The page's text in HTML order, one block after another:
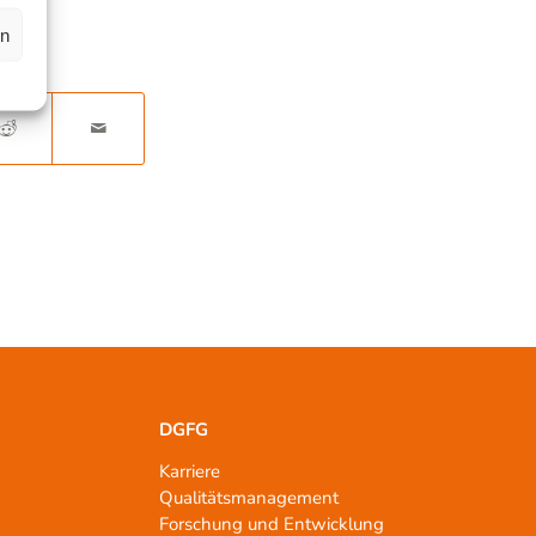
DGFG
Karriere
Qualitätsmanagement
Forschung und Entwicklung